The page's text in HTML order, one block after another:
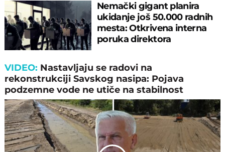
Nemački gigant planira
ukidanje još 50.000 radnih
mesta: Otkrivena interna
poruka direktora
VIDEO: Nastavljaјu se radovi na
rekonstrukciјi Savskog nasipa: Poјava
podzemne vode ne utiče na stabilnost